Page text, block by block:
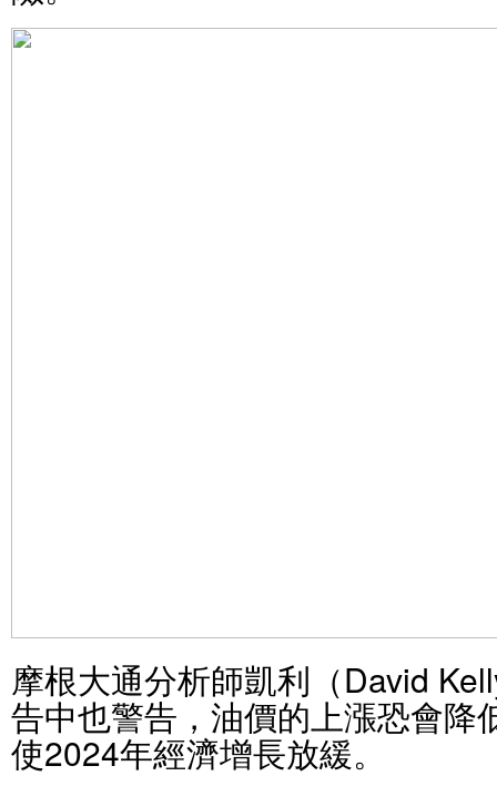
摩根大通分析師凱利（David
告中也警告，油價的上漲恐會降
使2024年經濟增長放緩。